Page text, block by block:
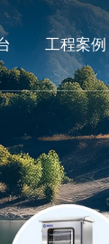
工程案例